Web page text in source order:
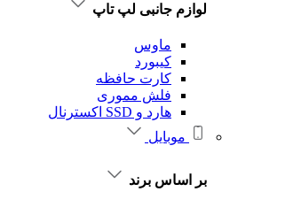
لوازم جانبی لپ تاپ
ماوس
کیبورد
کارت حافظه
فلش مموری
هارد و SSD اکسترنال
موبایل
بر اساس برند